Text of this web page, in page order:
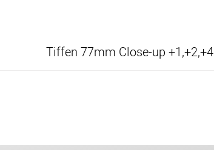
Tiffen 77mm Close-up +1,+2,+4